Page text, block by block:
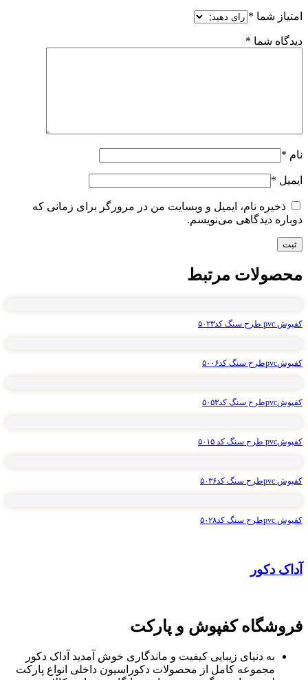
امتیاز شما *
دیدگاه شما *
نام *
ایمیل *
ذخیره نام، ایمیل و وبسایت من در مرورگر برای زمانی که
دوباره دیدگاهی می‌نویسم.
محصولات مرتبط
کفپوش pvc طرح سنگ کد۵۰۲۳
کفپوشpvcطرح سنگ کد۵۰۰۶
کفپوشpvcطرح سنگ کد۵۰۵۳
کفپوشpvc طرح سنگ کد ۵۰۱۵
کفپوش pvcطرح سنگ کد۵۰۳۶
کفپوش pvcطرح سنگ کد۵۰۲۸
آداک دکور
فروشگاه کفپوش و پارکت
به دنیای زیبایی کیفیت و ماندگاری خوش آمدید آداک دکور
مجموعه کامل از محصولات دکوراسیون داخلی انواع پارکت